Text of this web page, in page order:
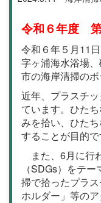
令和６年度
令和６年５月11
字ヶ浦海水浴場
市の海岸清掃のボ
近年、プラスチ
ています。ひた
みを拾い、ひた
することが目的で
また、6月に行
（SDGs）をテ
掃で拾ったプラ
ホルダー」等のア